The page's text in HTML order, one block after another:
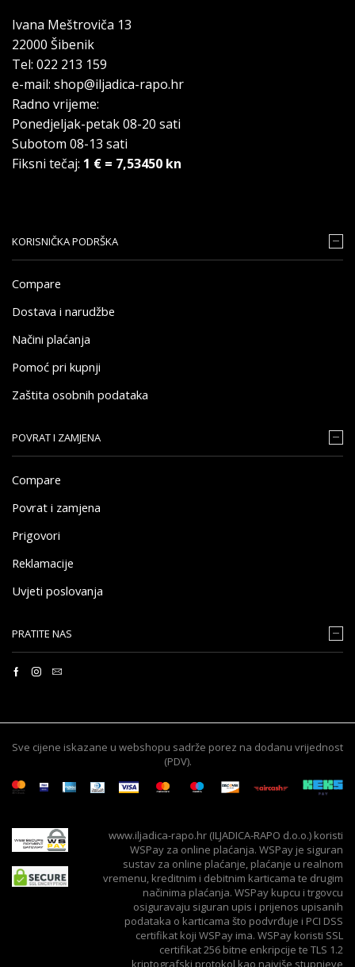
Ivana Meštroviča 13
22000 Šibenik
Tel: 022 213 159
e-mail: shop@iljadica-rapo.hr
Radno vrijeme:
Ponedjeljak-petak 08-20 sati
Subotom 08-13 sati
Fiksni tečaj: 1 € = 7,53450 kn
KORISNIČKA PODRŠKA
Compare
Dostava i narudžbe
Načini plaćanja
Pomoć pri kupnji
Zaštita osobnih podataka
POVRAT I ZAMJENA
Compare
Povrat i zamjena
Prigovori
Reklamacije
Uvjeti poslovanja
PRATITE NAS
Sve cijene iskazane u webshopu sadrže porez na dodanu vrijednost
(PDV).
www.iljadica-rapo.hr (ILJADICA-RAPO d.o.o.) koristi
WSPay za online plaćanja. WSPay je siguran
sustav za online plaćanje, plaćanje u realnom
vremenu, kreditnim i debitnim karticama te drugim
načinima plaćanja. WSPay kupcu i trgovcu
osiguravaju siguran upis i prijenos upisanih
podataka o karticama što podvrđuje i PCI DSS
certifikat koji WSPay ima. WSPay koristi SSL
certifikat 256 bitne enkripcije te TLS 1.2
kriptografski protokol kao najviše stupnjeve